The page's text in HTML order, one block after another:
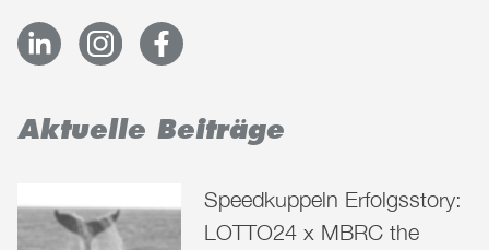
Aktuelle Beiträge
Speedkuppeln Erfolgsstory:
LOTTO24 x MBRC the